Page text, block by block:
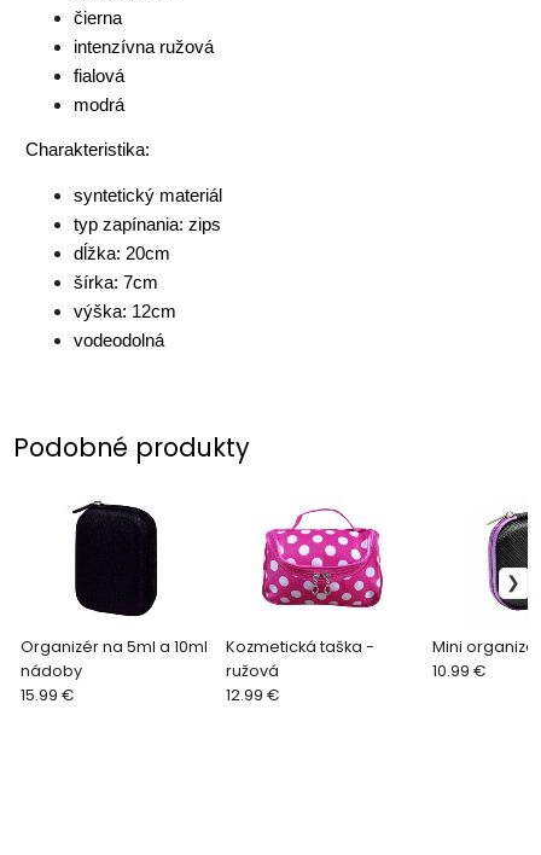
čierna
intenzívna ružová
fialová
modrá
Charakteristika:
syntetický materiál
typ zapínania: zips
dĺžka: 20cm
šírka: 7cm
výška: 12cm
vodeodolná
Podobné produkty
Organizér na 5ml a 10ml
nádoby
15.99 €
Kozmetická taška -
ružová
12.99 €
Mini
10.99 €